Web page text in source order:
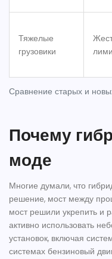
Сравнение старых и
Тяжелые
грузовики
Почему
моде
Многие думали, что
решение, мост между
мост решили укрепить и
активно использовать
установок, включая
системах бензиновый